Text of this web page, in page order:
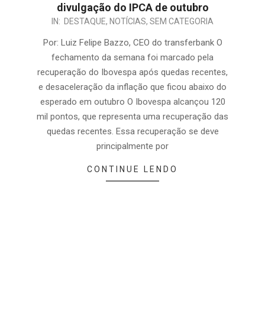
divulgação do IPCA de outubro
IN: DESTAQUE, NOTÍCIAS, SEM CATEGORIA
Por: Luiz Felipe Bazzo, CEO do transferbank O
fechamento da semana foi marcado pela
recuperação do Ibovespa após quedas recentes,
e desaceleração da inflação que ficou abaixo do
esperado em outubro O Ibovespa alcançou 120
mil pontos, que representa uma recuperação das
quedas recentes. Essa recuperação se deve
principalmente por
CONTINUE LENDO